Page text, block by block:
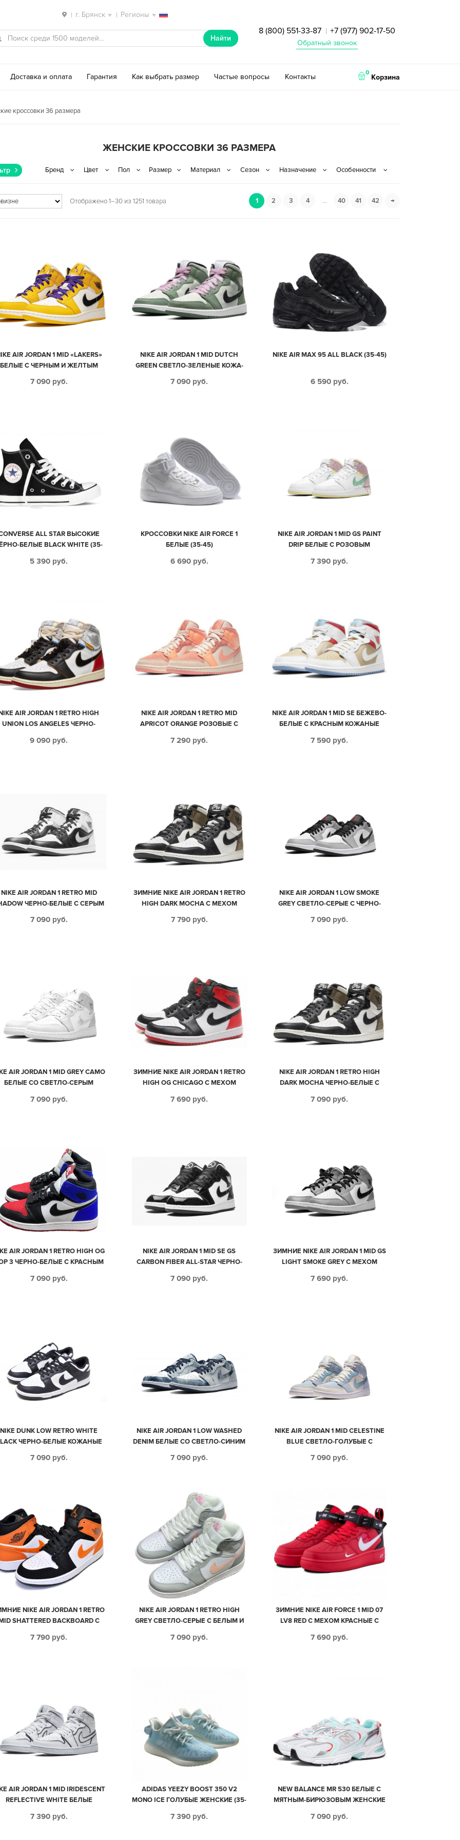
| г. Брянск | Регионы
Найти
8 (800) 551-33-87 | +7 (977) 902-17-50
Обратный звонок
Доставка и оплата Гарантия Как выбрать размер Частые вопросы Контакты 0
Корзина
кроссовки 36 размера
ЖЕНСКИЕ КРОССОВКИ 36 РАЗМЕРА
Отображено 1–30 из 1251 товара 1 2 3 4 … 40 41 42 →
AIR JORDAN 1 MID «LAKERS»
БЕЛЫЕ С ЧЕРНЫМ И ЖЕЛТЫМ
7 090 руб.
NIKE AIR JORDAN 1 MID DUTCH
GREEN СВЕТЛО-ЗЕЛЕНЫЕ КОЖА-
7 090 руб.
NIKE AIR MAX 95 ALL BLACK (35-45)
6 590 руб.
ALL STAR ВЫСОКИЕ
БЕЛЫЕ BLACK WHITE (35-
5 390 руб.
КРОССОВКИ NIKE AIR FORCE 1
БЕЛЫЕ (35-45)
6 690 руб.
NIKE AIR JORDAN 1 MID GS PAINT
DRIP БЕЛЫЕ С РОЗОВЫМ
7 390 руб.
AIR JORDAN 1 RETRO HIGH
UNION LOS ANGELES ЧЕРНО-
МУЖСКИЕ-ЖЕНСКИЕ (35-44)
9 090 руб.
NIKE AIR JORDAN 1 RETRO MID
APRICOT ORANGE РОЗОВЫЕ С
(35-39)
7 290 руб.
NIKE AIR JORDAN 1 MID SE БЕЖЕВО-
БЕЛЫЕ С КРАСНЫМ КОЖАНЫЕ
7 590 руб.
NIKE AIR JORDAN 1 RETRO MID
ЧЕРНО-БЕЛЫЕ С СЕРЫМ
(35-44)
7 090 руб.
ЗИМНИЕ NIKE AIR JORDAN 1 RETRO
HIGH DARK MOCHA С МЕХОМ
КОЖА-НУБУК ЖЕНСКИЕ (35-40)
7 790 руб.
NIKE AIR JORDAN 1 LOW SMOKE
GREY СВЕТЛО-СЕРЫЕ С ЧЕРНО-
ЖЕНСКИЕ (35-44)
7 090 руб.
AIR JORDAN 1 MID GREY CAMO
БЕЛЫЕ СО СВЕТЛО-СЕРЫМ
7 090 руб.
ЗИМНИЕ NIKE AIR JORDAN 1 RETRO
HIGH OG CHICAGO С МЕХОМ
КОЖАНЫЕ МУЖСКИЕ-ЖЕНСКИЕ
7 690 руб.
NIKE AIR JORDAN 1 RETRO HIGH
DARK MOCHA ЧЕРНО-БЕЛЫЕ С
ЖЕНСКИЕ (35-39)
7 090 руб.
AIR JORDAN 1 RETRO HIGH OG
3 ЧЕРНО-БЕЛЫЕ С КРАСНЫМ
(35-39)
7 090 руб.
NIKE AIR JORDAN 1 MID SE GS
CARBON FIBER ALL-STAR ЧЕРНО-
39)
7 090 руб.
ЗИМНИЕ NIKE AIR JORDAN 1 MID GS
LIGHT SMOKE GREY С МЕХОМ
КОЖАНЫЕ МУЖСКИЕ-ЖЕНСКИЕ
7 690 руб.
NIKE DUNK LOW RETRO WHITE
ЧЕРНО-БЕЛЫЕ КОЖАНЫЕ
7 090 руб.
NIKE AIR JORDAN 1 LOW WASHED
DENIM БЕЛЫЕ СО СВЕТЛО-СИНИМ
7 090 руб.
NIKE AIR JORDAN 1 MID CELESTINE
BLUE СВЕТЛО-ГОЛУБЫЕ С
(35-39)
7 090 руб.
NIKE AIR JORDAN 1 RETRO
SHATTERED BACKBOARD С
ОРАНЖЕВЫМ КОЖА-НУБУК
7 790 руб.
NIKE AIR JORDAN 1 RETRO HIGH
GREY СВЕТЛО-СЕРЫЕ С БЕЛЫМ И
(35-39)
7 090 руб.
ЗИМНИЕ NIKE AIR FORCE 1 MID 07
LV8 RED С МЕХОМ КРАСНЫЕ С
ЖЕНСКИЕ (35-45)
7 690 руб.
AIR JORDAN 1 MID IRIDESCENT
REFLECTIVE WHITE БЕЛЫЕ
7 390 руб.
ADIDAS YEEZY BOOST 350 V2
MONO ICE ГОЛУБЫЕ ЖЕНСКИЕ (35-
7 390 руб.
NEW BALANCE MR 530 БЕЛЫЕ С
МЯТНЫМ-БИРЮЗОВЫМ ЖЕНСКИЕ
7 090 руб.